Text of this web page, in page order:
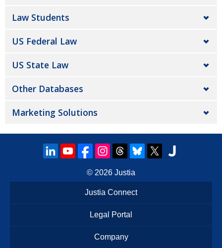
Law Students
US Federal Law
US State Law
Other Databases
Marketing Solutions
© 2026 Justia
Justia Connect
Legal Portal
Company